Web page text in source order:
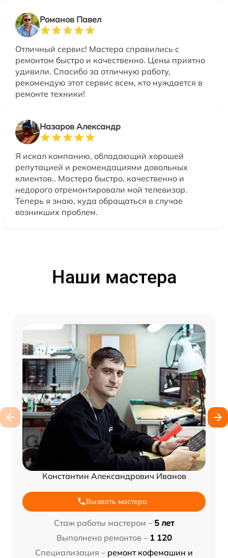
Романов Павел
Отличный сервис! Мастера справились с
ремонтом быстро и качественно. Цены приятно
удивили. Спасибо за отличную работу,
рекомендую этот сервис всем, кто нуждается в
ремонте техники!
Назаров Александр
Я искал компанию, обладающий хорошей
репутацией и рекомендациями довольных
клиентов.. Мастера быстро, качественно и
недорого отремонтировали мой телевизор.
Теперь я знаю, куда обращаться в случае
возникших проблем.
Наши мастера
Константин Александрович Иванов
Вызвать мастера
Стаж работы мастером – 5 лет
Выполнено ремонтов – 1 120
Специализация – ремонт кофемашин и